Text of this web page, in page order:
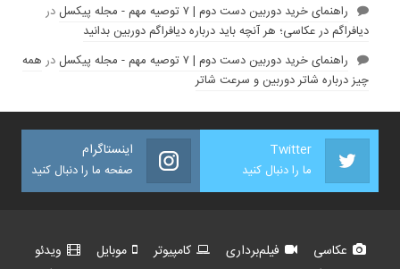
راهنمای خرید دوربین دست دوم | ۷ توصیه مهم - مجله پیکسل
در
دیافراگم در عکاسی؛ هر آنچه باید درباره دیافراگم دوربین بدانید
راهنمای خرید دوربین دست دوم | ۷ توصیه مهم - مجله پیکسل
در همه
چیز درباره شاتر دوربین و سرعت شاتر
Twitter
ما را دنبال کنید
اینستاگرام
صفحه ما را دنبال کنید
عکاسی فیلم‌برداری کامپیوتر موبایل
ویدئو